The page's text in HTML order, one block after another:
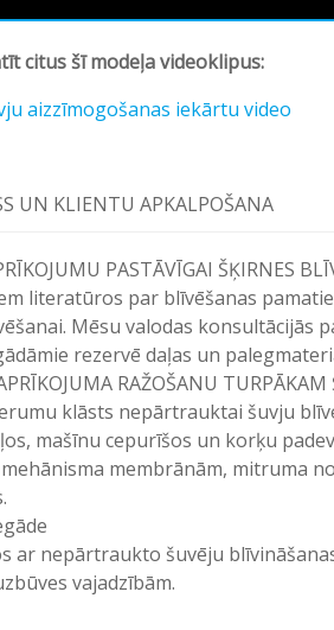
citus šī modeļa videoklipus:
aizzīmogošanas iekārtu video
UN KLIENTU APKALPOŠANA
PASTĀVĪGAI ŠĶIRNES
literatūros par blīvēšanas
Mēsu valodas konsultācijās
rezervē daļas un
RAŽOŠANU
klāsts nepārtrauktai šuvju
mašīnu cepurīšos un korķu
membrānām, mitruma
ar nepārtraukto šuvēju
vajadzībām.